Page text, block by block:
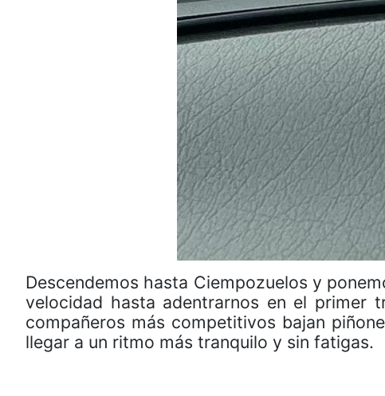
Descendemos hasta Ciempozuelos y
velocidad hasta adentrarnos en el primer
compañeros más competitivos bajan
llegar a un ritmo más tranquilo y sin fatigas.